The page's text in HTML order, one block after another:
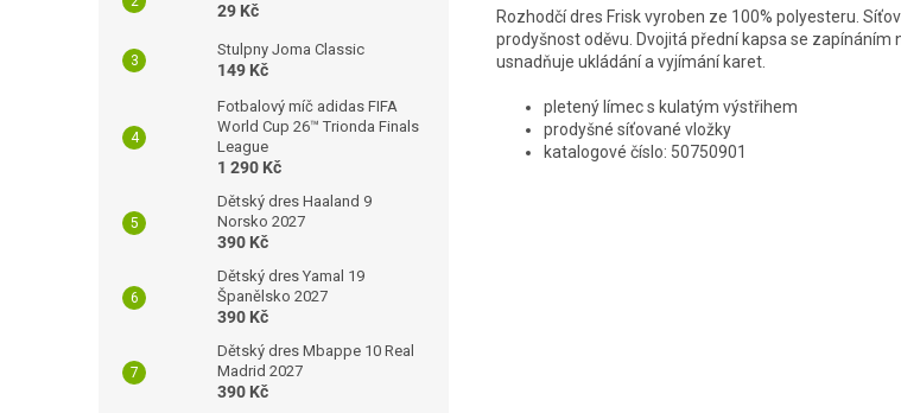
29 Kč
Stulpny Joma Classic
149 Kč
Fotbalový míč adidas FIFA
World Cup 26™ Trionda Finals
League
1 290 Kč
Dětský dres Haaland 9
Norsko 2027
390 Kč
Dětský dres Yamal 19
Španělsko 2027
390 Kč
Dětský dres Mbappe 10 Real
Madrid 2027
390 Kč
Rozhodčí dres Frisk vyroben ze 100% polyesteru
prodyšnost oděvu. Dvojitá přední kapsa se zapínáním
usnadňuje ukládání a vyjímání karet.
pletený límec s kulatým výstřihem
prodyšné síťované vložky
katalogové číslo: 50750901